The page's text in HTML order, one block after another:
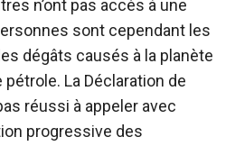
n’ont pas accès à une
sont cependant les
dégâts causés à la planète
La Déclaration de
réussi à appeler avec
progressive des